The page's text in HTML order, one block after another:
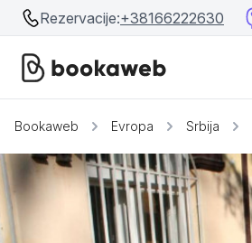
Rezervacije:+38166222630
Srbija
Bosna i Hercegovina
Crna Gora
Bookaweb Evropa Srbija